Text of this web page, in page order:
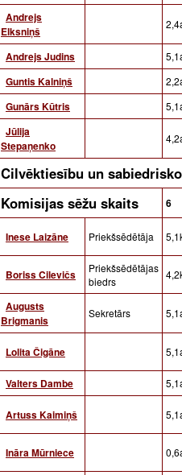
Andrejs
Elksniņš
Andrejs Judins
Guntis Kalniņš
Gunārs Kūtris
Jūlija
Stepaņenko
Cilvēktiesību un
Komisijas sēžu skaits
6
Inese Laizāne Priekšsēdētāja
Boriss Cilevičs
Priekšsēdētājas
biedrs
Augusts
Brigmanis
Sekretārs
Lolita Čigāne
Valters Dambe
Artuss Kaimiņš
Ināra Mūrniece